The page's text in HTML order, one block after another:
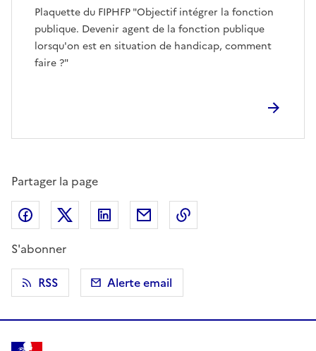
Plaquette du FIPHFP "Objectif intégrer la fonction
publique. Devenir agent de la fonction publique
lorsqu'on est en situation de handicap, comment
faire ?"
Partager la page
Partager sur Facebook
Partager sur X (anciennement Twitter)
Partager sur LinkedIn
Partager par email
S'abonner
RSS
Alerte email